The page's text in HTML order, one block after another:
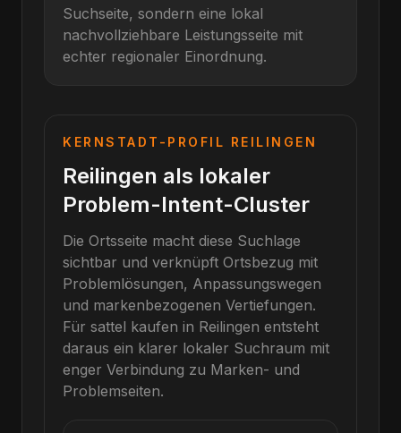
Suchseite, sondern eine lokal
nachvollziehbare Leistungsseite mit
echter regionaler Einordnung.
KERNSTADT-PROFIL REILINGEN
Reilingen als lokaler
Problem-Intent-Cluster
Die Ortsseite macht diese Suchlage
sichtbar und verknüpft Ortsbezug mit
Problemlösungen, Anpassungswegen
und markenbezogenen Vertiefungen.
Für sattel kaufen in Reilingen entsteht
daraus ein klarer lokaler Suchraum mit
enger Verbindung zu Marken- und
Problemseiten.